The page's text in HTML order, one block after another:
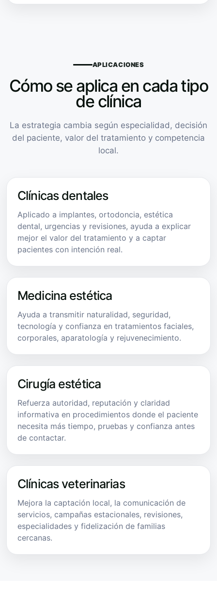
APLICACIONES
Cómo se aplica en cada tipo
de clínica
La estrategia cambia según especialidad, decisión
del paciente, valor del tratamiento y competencia
local.
Clínicas dentales
Aplicado a implantes, ortodoncia, estética
dental, urgencias y revisiones, ayuda a explicar
mejor el valor del tratamiento y a captar
pacientes con intención real.
Medicina estética
Ayuda a transmitir naturalidad, seguridad,
tecnología y confianza en tratamientos faciales,
corporales, aparatología y rejuvenecimiento.
Cirugía estética
Refuerza autoridad, reputación y claridad
informativa en procedimientos donde el paciente
necesita más tiempo, pruebas y confianza antes
de contactar.
Clínicas veterinarias
Mejora la captación local, la comunicación de
servicios, campañas estacionales, revisiones,
especialidades y fidelización de familias
cercanas.